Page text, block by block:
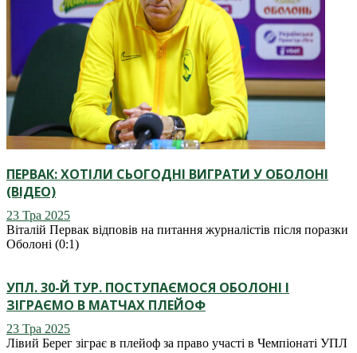
ПЕРВАК: ХОТІЛИ СЬОГОДНІ ВИГРАТИ У ОБОЛОНІ
(ВІДЕО)
23 Тра 2025
Віталій Первак відповів на питання журналістів після поразки
Оболоні (0:1)
УПЛ. 30-Й ТУР. ПОСТУПАЄМОСЯ ОБОЛОНІ І
ЗІГРАЄМО В МАТЧАХ ПЛЕЙОФ
23 Тра 2025
Лівий Берег зіграє в плейоф за право участі в Чемпіонаті УПЛ